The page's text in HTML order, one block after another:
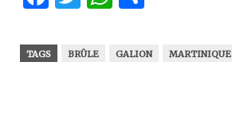
TAGS BRÛLE GALION MARTINIQUE